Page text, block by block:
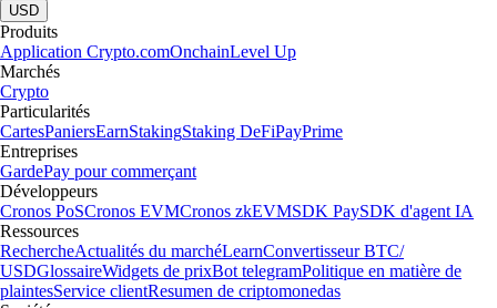
USD
Produits
Application Crypto.comOnchainLevel Up
Marchés
Crypto
Particularités
CartesPaniersEarnStakingStaking DeFiPayPrime
Entreprises
GardePay pour commerçant
Développeurs
Cronos PoSCronos EVMCronos zkEVMSDK PaySDK d'agent IA
Ressources
RechercheActualités du marchéLearnConvertisseur BTC/
USDGlossaireWidgets de prixBot telegramPolitique en matière de
plaintesService clientResumen de criptomonedas